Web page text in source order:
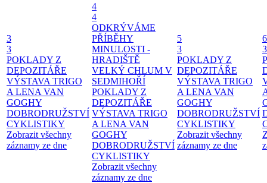
3
3
POKLADY Z
DEPOZITÁŘE
VÝSTAVA TRIGO
A LENA VAN
GOGHY
DOBRODRUŽSTVÍ
CYKLISTIKY
Zobrazit všechny
záznamy ze dne
4
4
ODKRÝVÁME
PŘÍBĚHY
MINULOSTI -
HRADIŠTĚ
VELKÝ CHLUM V
SEDMIHOŘÍ
POKLADY Z
DEPOZITÁŘE
VÝSTAVA TRIGO
A LENA VAN
GOGHY
DOBRODRUŽSTVÍ
CYKLISTIKY
Zobrazit všechny
záznamy ze dne
5
3
POKLADY Z
DEPOZITÁŘE
VÝSTAVA TRIGO
A LENA VAN
GOGHY
DOBRODRUŽSTVÍ
CYKLISTIKY
Zobrazit všechny
záznamy ze dne
6
3